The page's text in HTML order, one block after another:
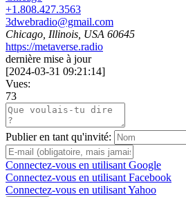
+1.808.427.3563
3dwebradio@gmail.com
Chicago, Illinois, USA 60645
https://metaverse.radio
dernière mise à jour
[2024-03-31 09:21:14]
Vues:
73
Publier en tant qu'invité:
Connectez-vous en utilisant Google
Connectez-vous en utilisant Facebook
Connectez-vous en utilisant Yahoo